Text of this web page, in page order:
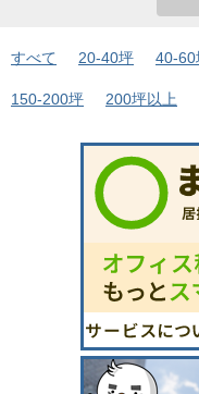
すべて 20-40坪 40-60
150-200坪 200坪以上